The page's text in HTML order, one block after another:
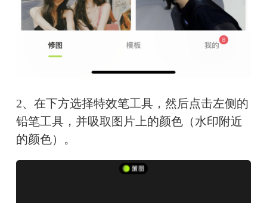
2、在下方选择特效笔工具，然后点击左侧的
铅笔工具，并吸取图片上的颜色（水印附近
的颜色）。